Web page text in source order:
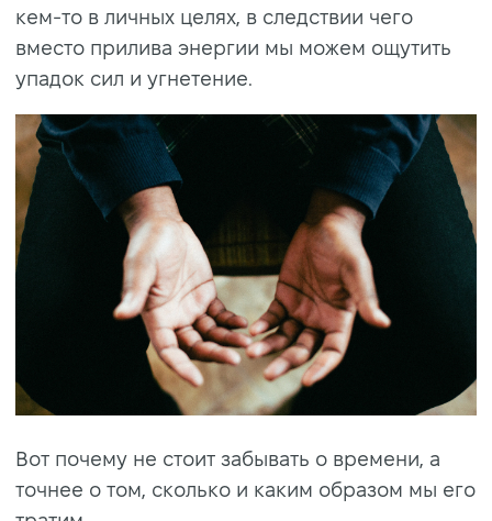
кем-то в личных целях, в следствии чего
вместо прилива энергии мы можем ощутить
упадок сил и угнетение.
Вот почему не стоит забывать о времени, а
точнее о том, сколько и каким образом мы его